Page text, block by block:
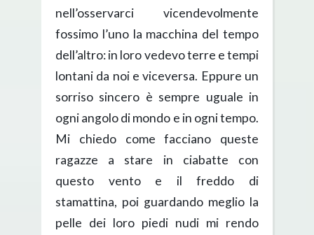
nell’osservarci vicendevolmente
fossimo l’uno la macchina del tempo
dell’altro: in loro vedevo terre e tempi
lontani da noi e viceversa. Eppure un
sorriso sincero è sempre uguale in
ogni angolo di mondo e in ogni tempo.
Mi chiedo come facciano queste
ragazze a stare in ciabatte con
questo vento e il freddo di
stamattina, poi guardando meglio la
pelle dei loro piedi nudi mi rendo